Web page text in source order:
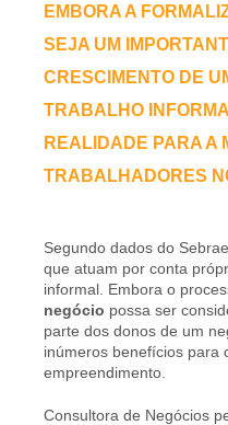
EMBORA A
SEJA UM
CRESCIMENTO DE
TRABALHO
REALIDADE PARA A
TRABALHADORES
Segundo dados do Sebrae,
que atuam por conta
informal. Embora o
negócio possa ser
parte dos donos de um
inúmeros benefícios para
empreendimento.
Consultora de Negócios